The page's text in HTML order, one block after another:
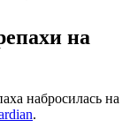
на
набросилась на
.